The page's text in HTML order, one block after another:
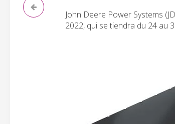
John Deere Power Systems
2022, qui se tiendra du 24 au